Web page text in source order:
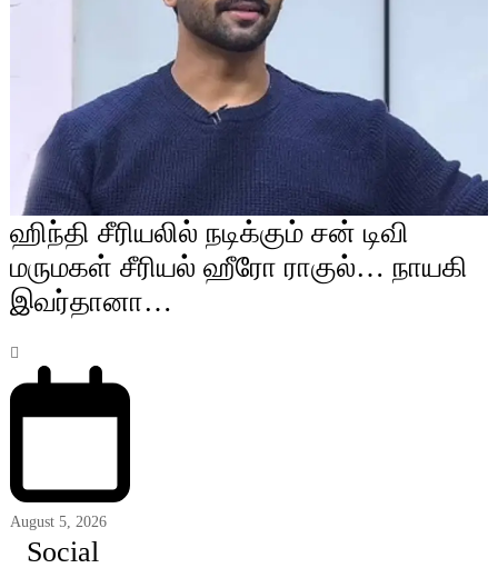
ஹிந்தி சீரியலில் நடிக்கும் சன் டிவி
மருமகள் சீரியல் ஹீரோ ராகுல்… நாயகி
இவர்தானா…
August 5, 2026
Social